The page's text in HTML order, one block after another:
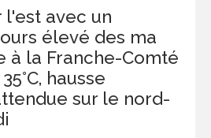
l'est avec un
élevé des ma
à la Franche-Comté
hausse
sur le nord-